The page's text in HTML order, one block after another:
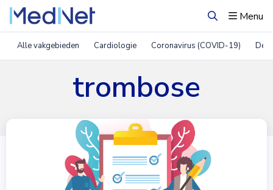
ZoekenMenu
Alle vakgebieden Cardiologie Coronavirus (COVID-19)
trombose